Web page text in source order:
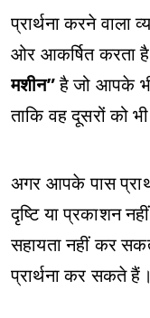
प्रार्थना करने वाला
ओर आकर्षित करता
मशीन”है जो आपके
ताकि वह दूसरों को
अगर आपके पास
दृष्टि या प्रकाशन
सहायता नहीं कर
प्रार्थना कर सकते हैं।